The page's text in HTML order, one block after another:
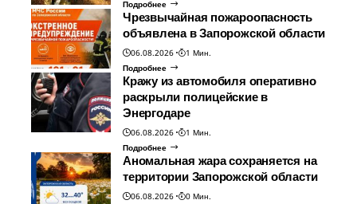
Подробнее
Чрезвычайная пожароопасность
объявлена в Запорожской области
06.08.2026
1 Мин.
Подробнее
Кражу из автомобиля оперативно
раскрыли полицейские в
Энергодаре
06.08.2026
1 Мин.
Подробнее
Аномальная жара сохраняется на
территории Запорожской области
06.08.2026
0 Мин.